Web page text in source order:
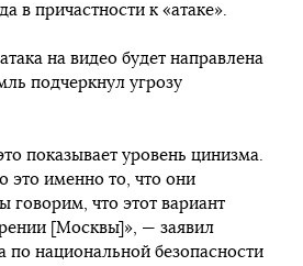
в причастности к «атаке».
на видео будет направлена
подчеркнул угрозу
показывает уровень цинизма.
это именно то, что они
говорим, что этот вариант
[Москвы]», — заявил
по национальной безопасности